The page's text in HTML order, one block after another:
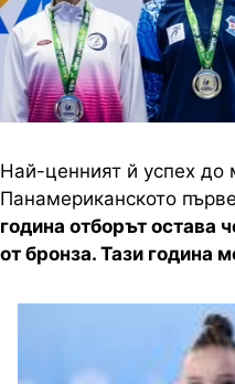
Най-ценният й успех до
Панамериканското
година отборът остава
от бронза. Тази година